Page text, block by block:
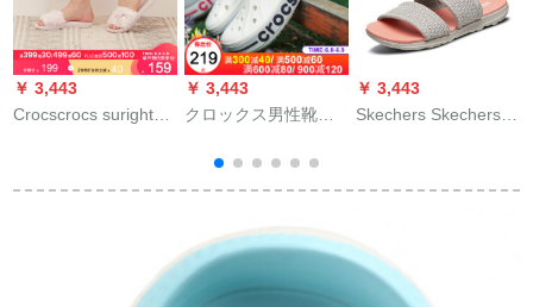
￥ 3,443
Crocscrocs suright女
ンファ·マット·カージ
￥ 3,443
クロックス男性靴女
スケースケースケー
スケースケース
イズ
￥ 3,443
Skechers Skechers
柔软ネト軽く量夏凉
褐色/桃色38